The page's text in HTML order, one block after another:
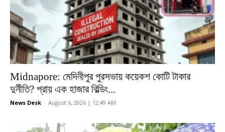
Midnapore: মেদিনীপুর পুরসভায় কয়েকশ কোটি টাকার
দুর্নীতি? প্রায় এক হাজার বিল্ডিং...
News Desk - August 6, 2026 | 12:49 AM